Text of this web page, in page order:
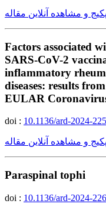
و مشاهده آنلاین مقاله
Factors associated
SARS-CoV-2
inflammatory
diseases: results
EULAR
doi : 10.1136/ard-2024-
و مشاهده آنلاین مقاله
Paraspinal tophi
doi : 10.1136/ard-2024-